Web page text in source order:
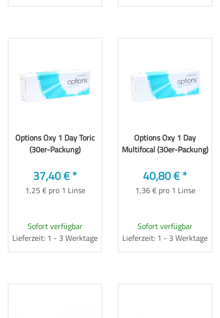
Options Oxy 1 Day Toric
(30er-Packung)
37,40 €*
1,25 € pro 1 Linse
Sofort verfügbar
Lieferzeit: 1 - 3 Werktage
Options Oxy 1 Day
Multifocal (30er-Packung)
40,80 €*
1,36 € pro 1 Linse
Sofort verfügbar
Lieferzeit: 1 - 3 Werktage